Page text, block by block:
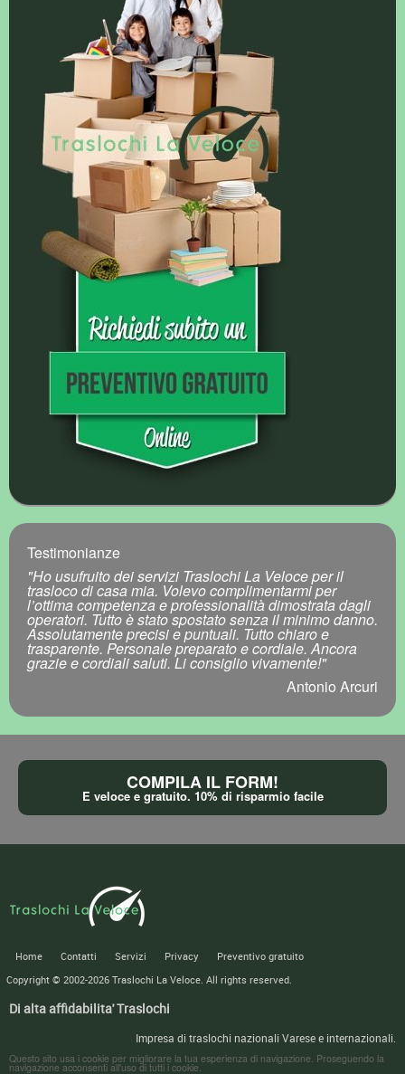
Testimonianze
"Ho usufruito dei servizi Traslochi La Veloce per il
trasloco di casa mia. Volevo complimentarmi per
l’ottima competenza e professionalità dimostrata dagli
operatori. Tutto è stato spostato senza il minimo danno.
Assolutamente precisi e puntuali. Tutto chiaro e
trasparente. Personale preparato e cordiale. Ancora
grazie e cordiali saluti. Li consiglio vivamente!"
Antonio Arcuri
COMPILA IL FORM!
E veloce e gratuito. 10% di risparmio facile
Home Contatti Servizi Privacy
Preventivo gratuito
Copyright © 2002-2026 Traslochi La Veloce. All rights reserved.
Di alta affidabilita' Traslochi
Impresa di traslochi nazionali Varese e internazionali.
Questo sito usa i cookie per migliorare la tua esperienza di navigazione. Proseguendo la
navigazione acconsenti all'uso di tutti i cookie.